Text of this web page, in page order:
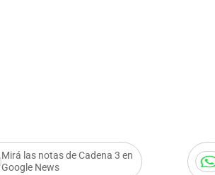
Mirá las notas de Cadena 3 en
Google News
Mundial 2026 La